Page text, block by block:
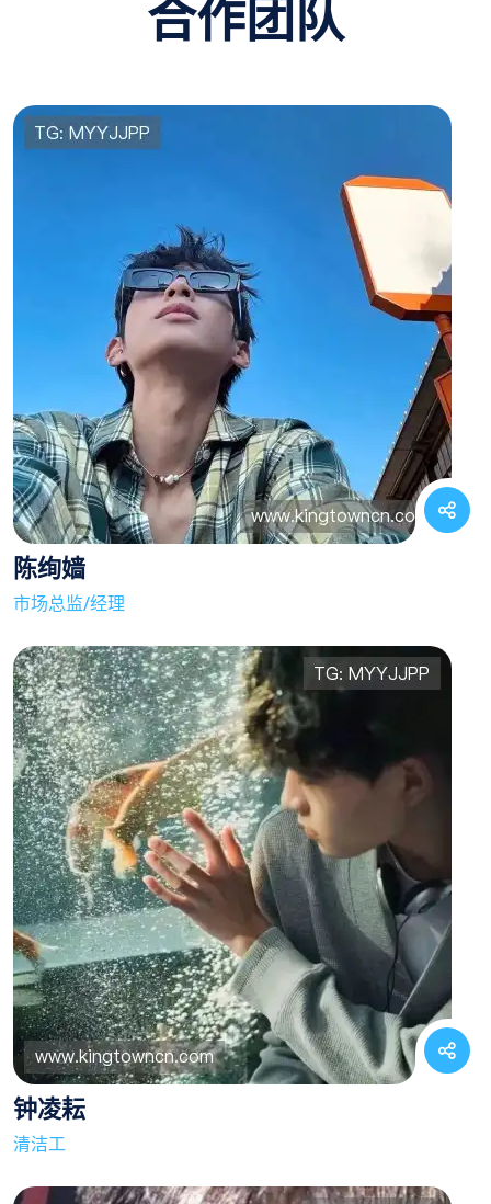
合作团队
陈绚嫱
市场总监/经理
钟凌耘
清洁工